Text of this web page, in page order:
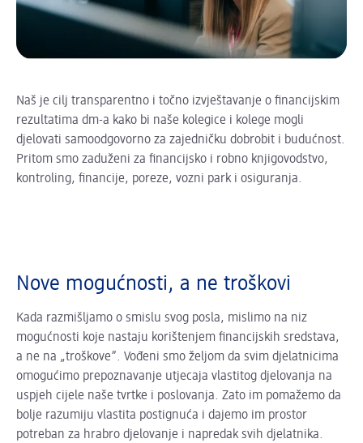
Naš je cilj transparentno i točno izvještavanje o financijskim
rezultatima dm-a kako bi naše kolegice i kolege mogli
djelovati samoodgovorno za zajedničku dobrobit i budućnost.
Pritom smo zaduženi za financijsko i robno knjigovodstvo,
kontroling, financije, poreze, vozni park i osiguranja.
Nove mogućnosti, a ne troškovi
Kada razmišljamo o smislu svog posla, mislimo na niz
mogućnosti koje nastaju korištenjem financijskih sredstava,
a ne na „troškove”. Vođeni smo željom da svim djelatnicima
omogućimo prepoznavanje utjecaja vlastitog djelovanja na
uspjeh cijele naše tvrtke i poslovanja. Zato im pomažemo da
bolje razumiju vlastita postignuća i dajemo im prostor
potreban za hrabro djelovanje i napredak svih djelatnika.